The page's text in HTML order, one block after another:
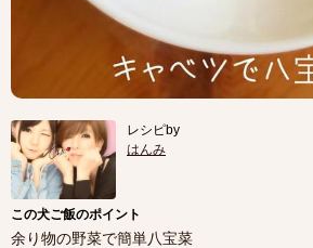
レシピby
はんみ
この犬ご飯のポイント
余り物の野菜で簡単八宝菜